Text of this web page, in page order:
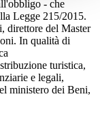
- che
Legge 215/2015.
direttore del Master
In qualità di
turistica,
e legali,
ministero dei Beni,